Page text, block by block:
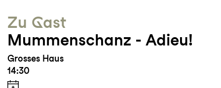
Zu Gast
Mummenschanz - Adieu!
Grosses Haus
14:30